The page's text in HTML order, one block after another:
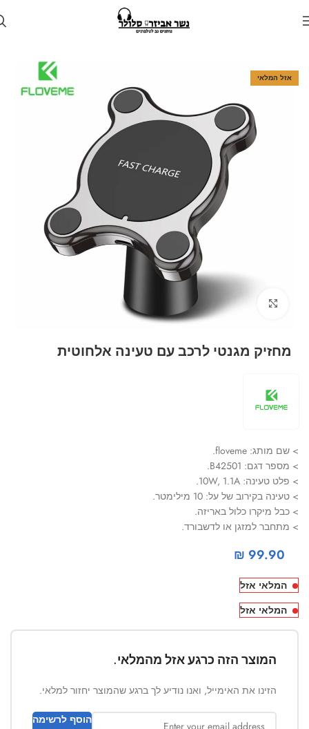
מעמד טלפון לרכב
אזל המלאי
Click to enlarge
מחזיק מגנטי לרכב עם טעינה אלחוטית
> שם מותג: floveme.
> מספר דגם: B42501.
> פלט טעינה: 10W, 1.1A.
> טעינה בקירוב של על: 10 מילימטר.
> כבל מיקרו כלול באריזה.
> מתחבר למזגן או לדשבורד.
₪ 99.90
המלאי אזל
המלאי אזל
המוצר הזה כרגע אזל מהמלאי.
הזינו את האימייל, ואנו נודיע לך ברגע שהמוצר יחזור למלאי.
הוסף לרשימה